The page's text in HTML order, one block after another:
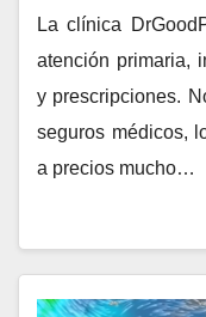
La clínica
atención primaria,
y prescripciones.
seguros médicos,
a precios mucho…